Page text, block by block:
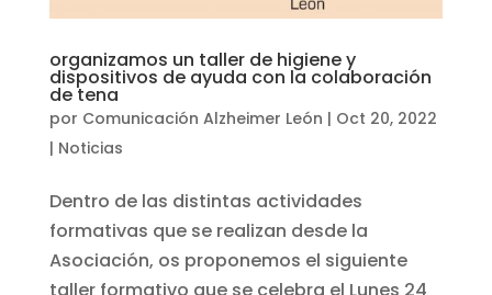
organizamos un taller de higiene y
dispositivos de ayuda con la colaboración
de tena
por Comunicación Alzheimer León | Oct 20, 2022
| Noticias
Dentro de las distintas actividades
formativas que se realizan desde la
Asociación, os proponemos el siguiente